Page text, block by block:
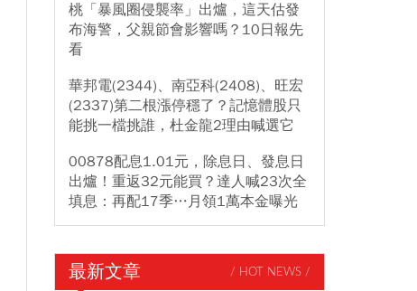
桃「暴風圈侵襲率」出爐，這天估發
布海警，父親節會影響嗎？10日報先
看
華邦電(2344)、南亞科(2408)、旺宏
(2337)第二根漲停穩了？記憶體股只
能挑一檔挑誰，杜金龍2理由喊選它
00878配息1.01元，除息日、發息日
出爐！重返32元能買？達人喊23次全
填息：再配17季…月領1萬本金曝光
最新文章 / HOT NEWS /